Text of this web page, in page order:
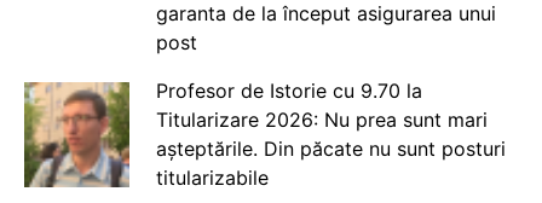
garanta de la început asigurarea unui
post
Profesor de Istorie cu 9.70 la
Titularizare 2026: Nu prea sunt mari
așteptările. Din păcate nu sunt posturi
titularizabile